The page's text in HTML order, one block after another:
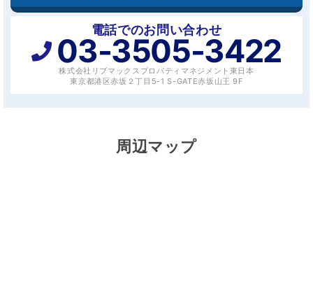
電話でのお問い合わせ
03-3505-3422
株式会社リブマックスプロパティマネジメント東日本
東京都港区赤坂２丁目5-1 S-GATE赤坂山王 9F
周辺マップ